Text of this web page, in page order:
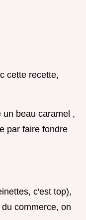
cette recette,
un beau caramel ,
par faire fondre
c'est top),
commerce, on